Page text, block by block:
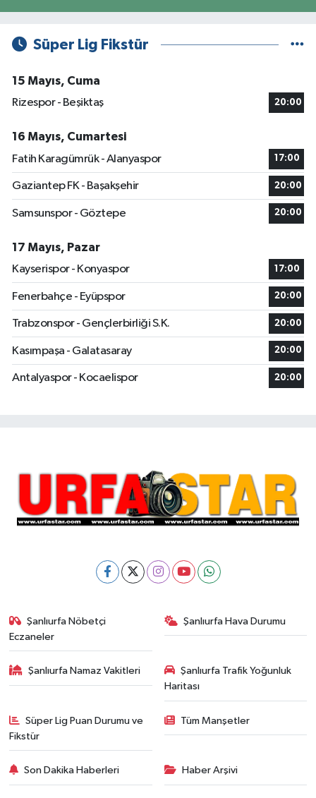
Süper Lig Fikstür
15 Mayıs, Cuma
Rizespor - Beşiktaş
20:00
16 Mayıs, Cumartesi
Fatih Karagümrük - Alanyaspor
17:00
Gaziantep FK - Başakşehir 20:00
Samsunspor - Göztepe 20:00
17 Mayıs, Pazar
Kayserispor - Konyaspor
17:00
Fenerbahçe - Eyüpspor 20:00
Trabzonspor - Gençlerbirliği S.K. 20:00
Kasımpaşa - Galatasaray 20:00
Antalyaspor - Kocaelispor 20:00
Şanlıurfa Nöbetçi
Eczaneler
Şanlıurfa Hava Durumu
Şanlıurfa Namaz Vakitleri
Şanlıurfa Trafik Yoğunluk
Haritası
Süper Lig Puan Durumu ve
Fikstür
Tüm Manşetler
Son Dakika Haberleri Haber Arşivi